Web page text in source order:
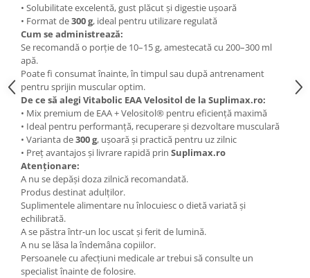
• Solubilitate excelentă, gust plăcut și digestie ușoară
• Format de300 g, ideal pentru utilizare regulată
Cum se administrează:
Se recomandă o porție de 10–15 g, amestecată cu 200–300 ml
apă.
Poate fi consumat înainte, în timpul sau după antrenament
pentru sprijin muscular optim.
De ce să alegi Vitabolic EAA Velositol de la Suplimax.ro:
• Mix premium de EAA + Velositol® pentru eficiență maximă
• Ideal pentru performanță, recuperare și dezvoltare musculară
• Varianta de300 g, ușoară și practică pentru uz zilnic
• Preț avantajos și livrare rapidă prin Suplimax.ro
Atenționare:
A nu se depăși doza zilnică recomandată.
Produs destinat adulților.
Suplimentele alimentare nu înlocuiesc o dietă variată și
echilibrată.
A se păstra într-un loc uscat și ferit de lumină.
A nu se lăsa la îndemâna copiilor.
Persoanele cu afecțiuni medicale ar trebui să consulte un
specialist înainte de folosire.